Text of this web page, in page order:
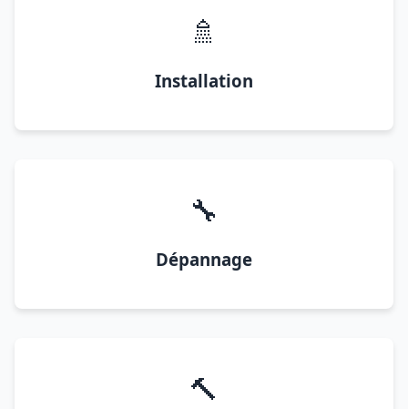
🚿
Installation
🔧
Dépannage
🔨